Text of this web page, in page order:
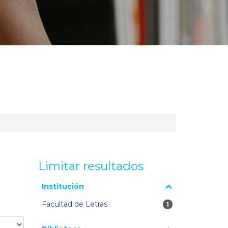
Limitar resultados
La página se volverá a cargar cuando se seleccione o
Institución
Facultad de Letras
1 resultados
1